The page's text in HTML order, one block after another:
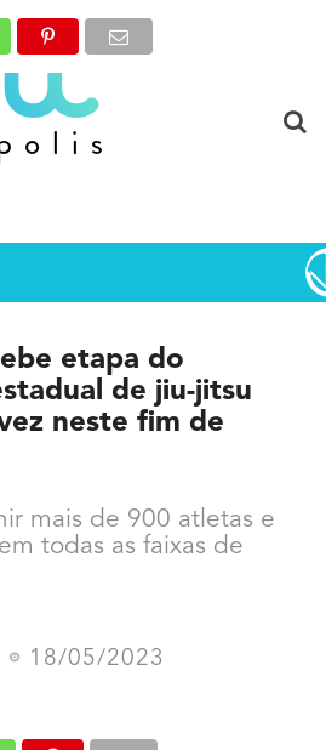
etapa do
de jiu-jitsu
neste fim de
mais de 900 atletas e
todas as faixas de
18/05/2023